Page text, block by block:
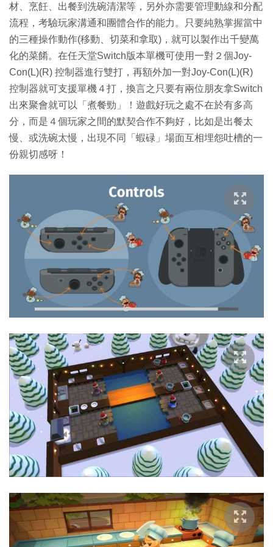
材、烹飪、出餐到洗碗清潔等，另外亦需要管理動線和分配
流程，考驗玩家溝通和團體合作的能力。只要純熟掌握當中
的三種操作動作(移動、切菜和拿取)，就可以製作出千變萬
化的菜餚。在任天堂Switch版本單機可使用一對２個Joy-
Con(L)(R) 控制器進行雙打，再額外加一對Joy-Con(L)(R)
控制器就可支援單機４打，換言之只要有兩位朋友拿Switch
出來聚會就可以「煮餐勁」！遊戲好玩之處不在於有多高
分，而是４個玩家之間的默契合作不夠好，比如是出餐太
慢、或洗碗太慢，出現不同「蝦碌」場面互相埋怨吐槽的一
份親切感呀！